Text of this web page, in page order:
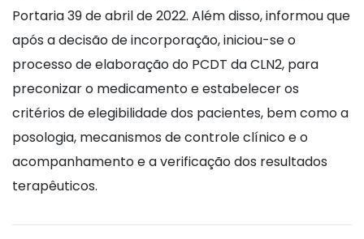
Portaria 39 de abril de 2022. Além disso, informou que
após a decisão de incorporação, iniciou-se o
processo de elaboração do PCDT da CLN2, para
preconizar o medicamento e estabelecer os
critérios de elegibilidade dos pacientes, bem como a
posologia, mecanismos de controle clínico e o
acompanhamento e a verificação dos resultados
terapêuticos.